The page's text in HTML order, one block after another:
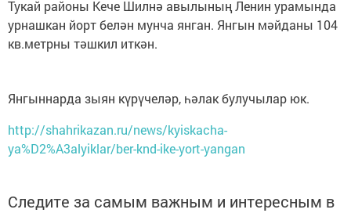
Тукай районы Кече Шилнә авылының Ленин урамында
урнашкан йорт белән мунча янган. Янгын мәйданы 104
кв.метрны тәшкил иткән.
Янгыннарда зыян күрүчеләр, һәлак булучылар юк.
http://shahrikazan.ru/news/kyiskacha-
ya%D2%A3alyiklar/ber-knd-ike-yort-yangan
Следите за самым важным и интересным в